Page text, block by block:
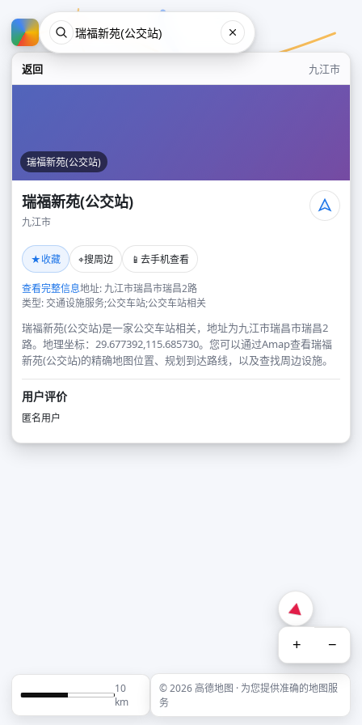
返回 九江市
瑞福新苑(公交站)
瑞福新苑(公交站)
九江市
★收藏 ⌖搜周边 📱 去手机查看
查看完整信息地址: 九江市瑞昌市瑞昌2路
类型: 交通设施服务;公交车站;公交车站相关
瑞福新苑(公交站)是一家公交车站相关，地址为九江市瑞昌市瑞昌2
路。地理坐标：29.677392,115.685730。您可以通过Amap查看瑞福
新苑(公交站)的精确地图位置、规划到达路线，以及查找周边设施。
用户评价
匿名用户
+ −
10
km
© 2026 高德地图 · 为您提供准确的地图服
务